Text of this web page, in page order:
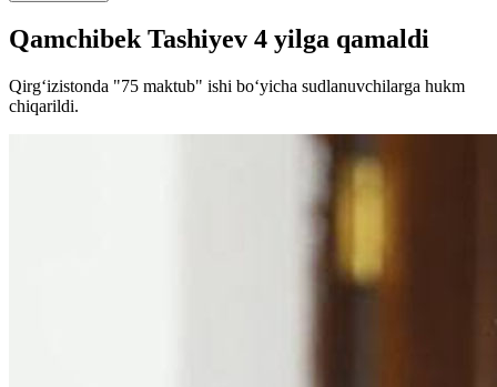
Qamchibek Tashiyev 4 yilga qamaldi
Qirg‘izistonda "75 maktub" ishi bo‘yicha sudlanuvchilarga hukm
chiqarildi.